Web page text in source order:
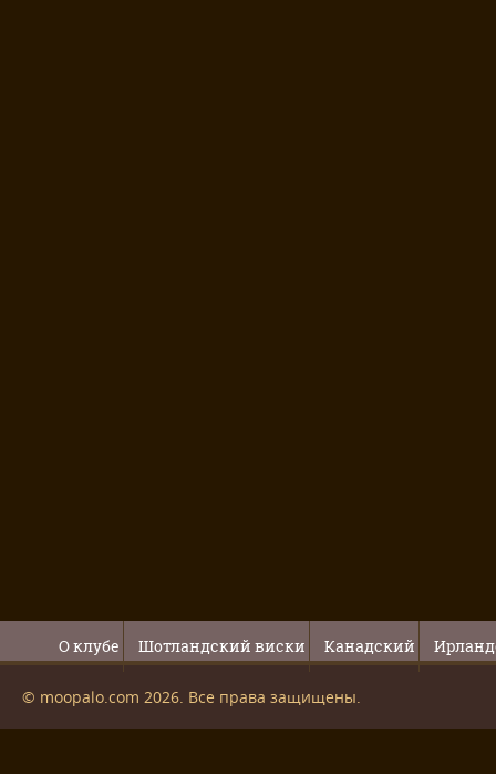
О клубе Шотландский виски Канадский
© moopalo.com 2026. Все права защищены.